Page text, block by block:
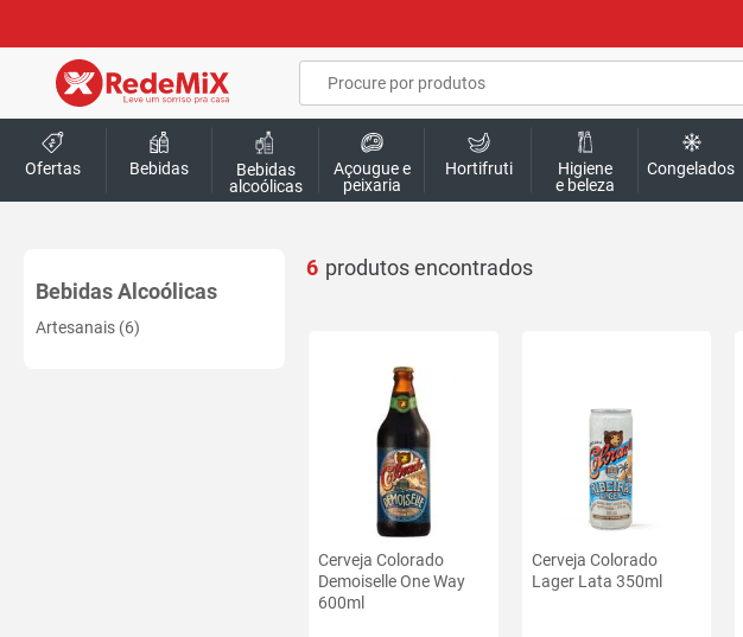
Ofertas Bebidas
Bebidas
alcoólicas
Açougue e
peixaria
Hortifruti
Higiene
e beleza
Congelados
Bebidas Alcoólicas
Artesanais (6)
6
Cerveja Colorado
Demoiselle One Way
600ml
Cerveja Colorado
Lager Lata 350ml